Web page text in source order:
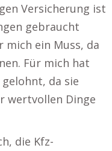
Versicherung ist
gebraucht
ein Muss, da
Für mich hat
da sie
wertvollen Dinge
die Kfz-